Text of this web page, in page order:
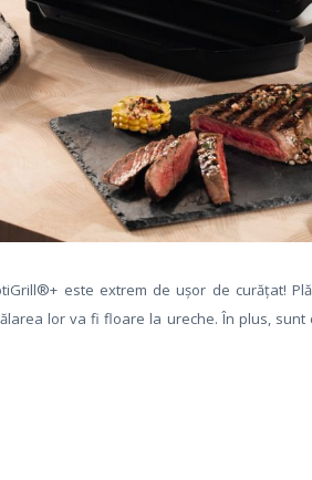
este extrem de ușor de curățat!
lor va fi floare la ureche. În plus, sunt